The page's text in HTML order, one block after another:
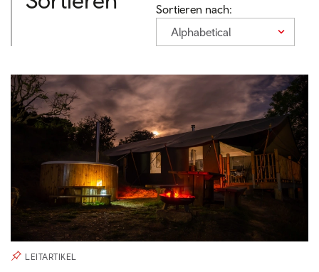
Sortieren nach:
Alphabetical
LEITARTIKEL